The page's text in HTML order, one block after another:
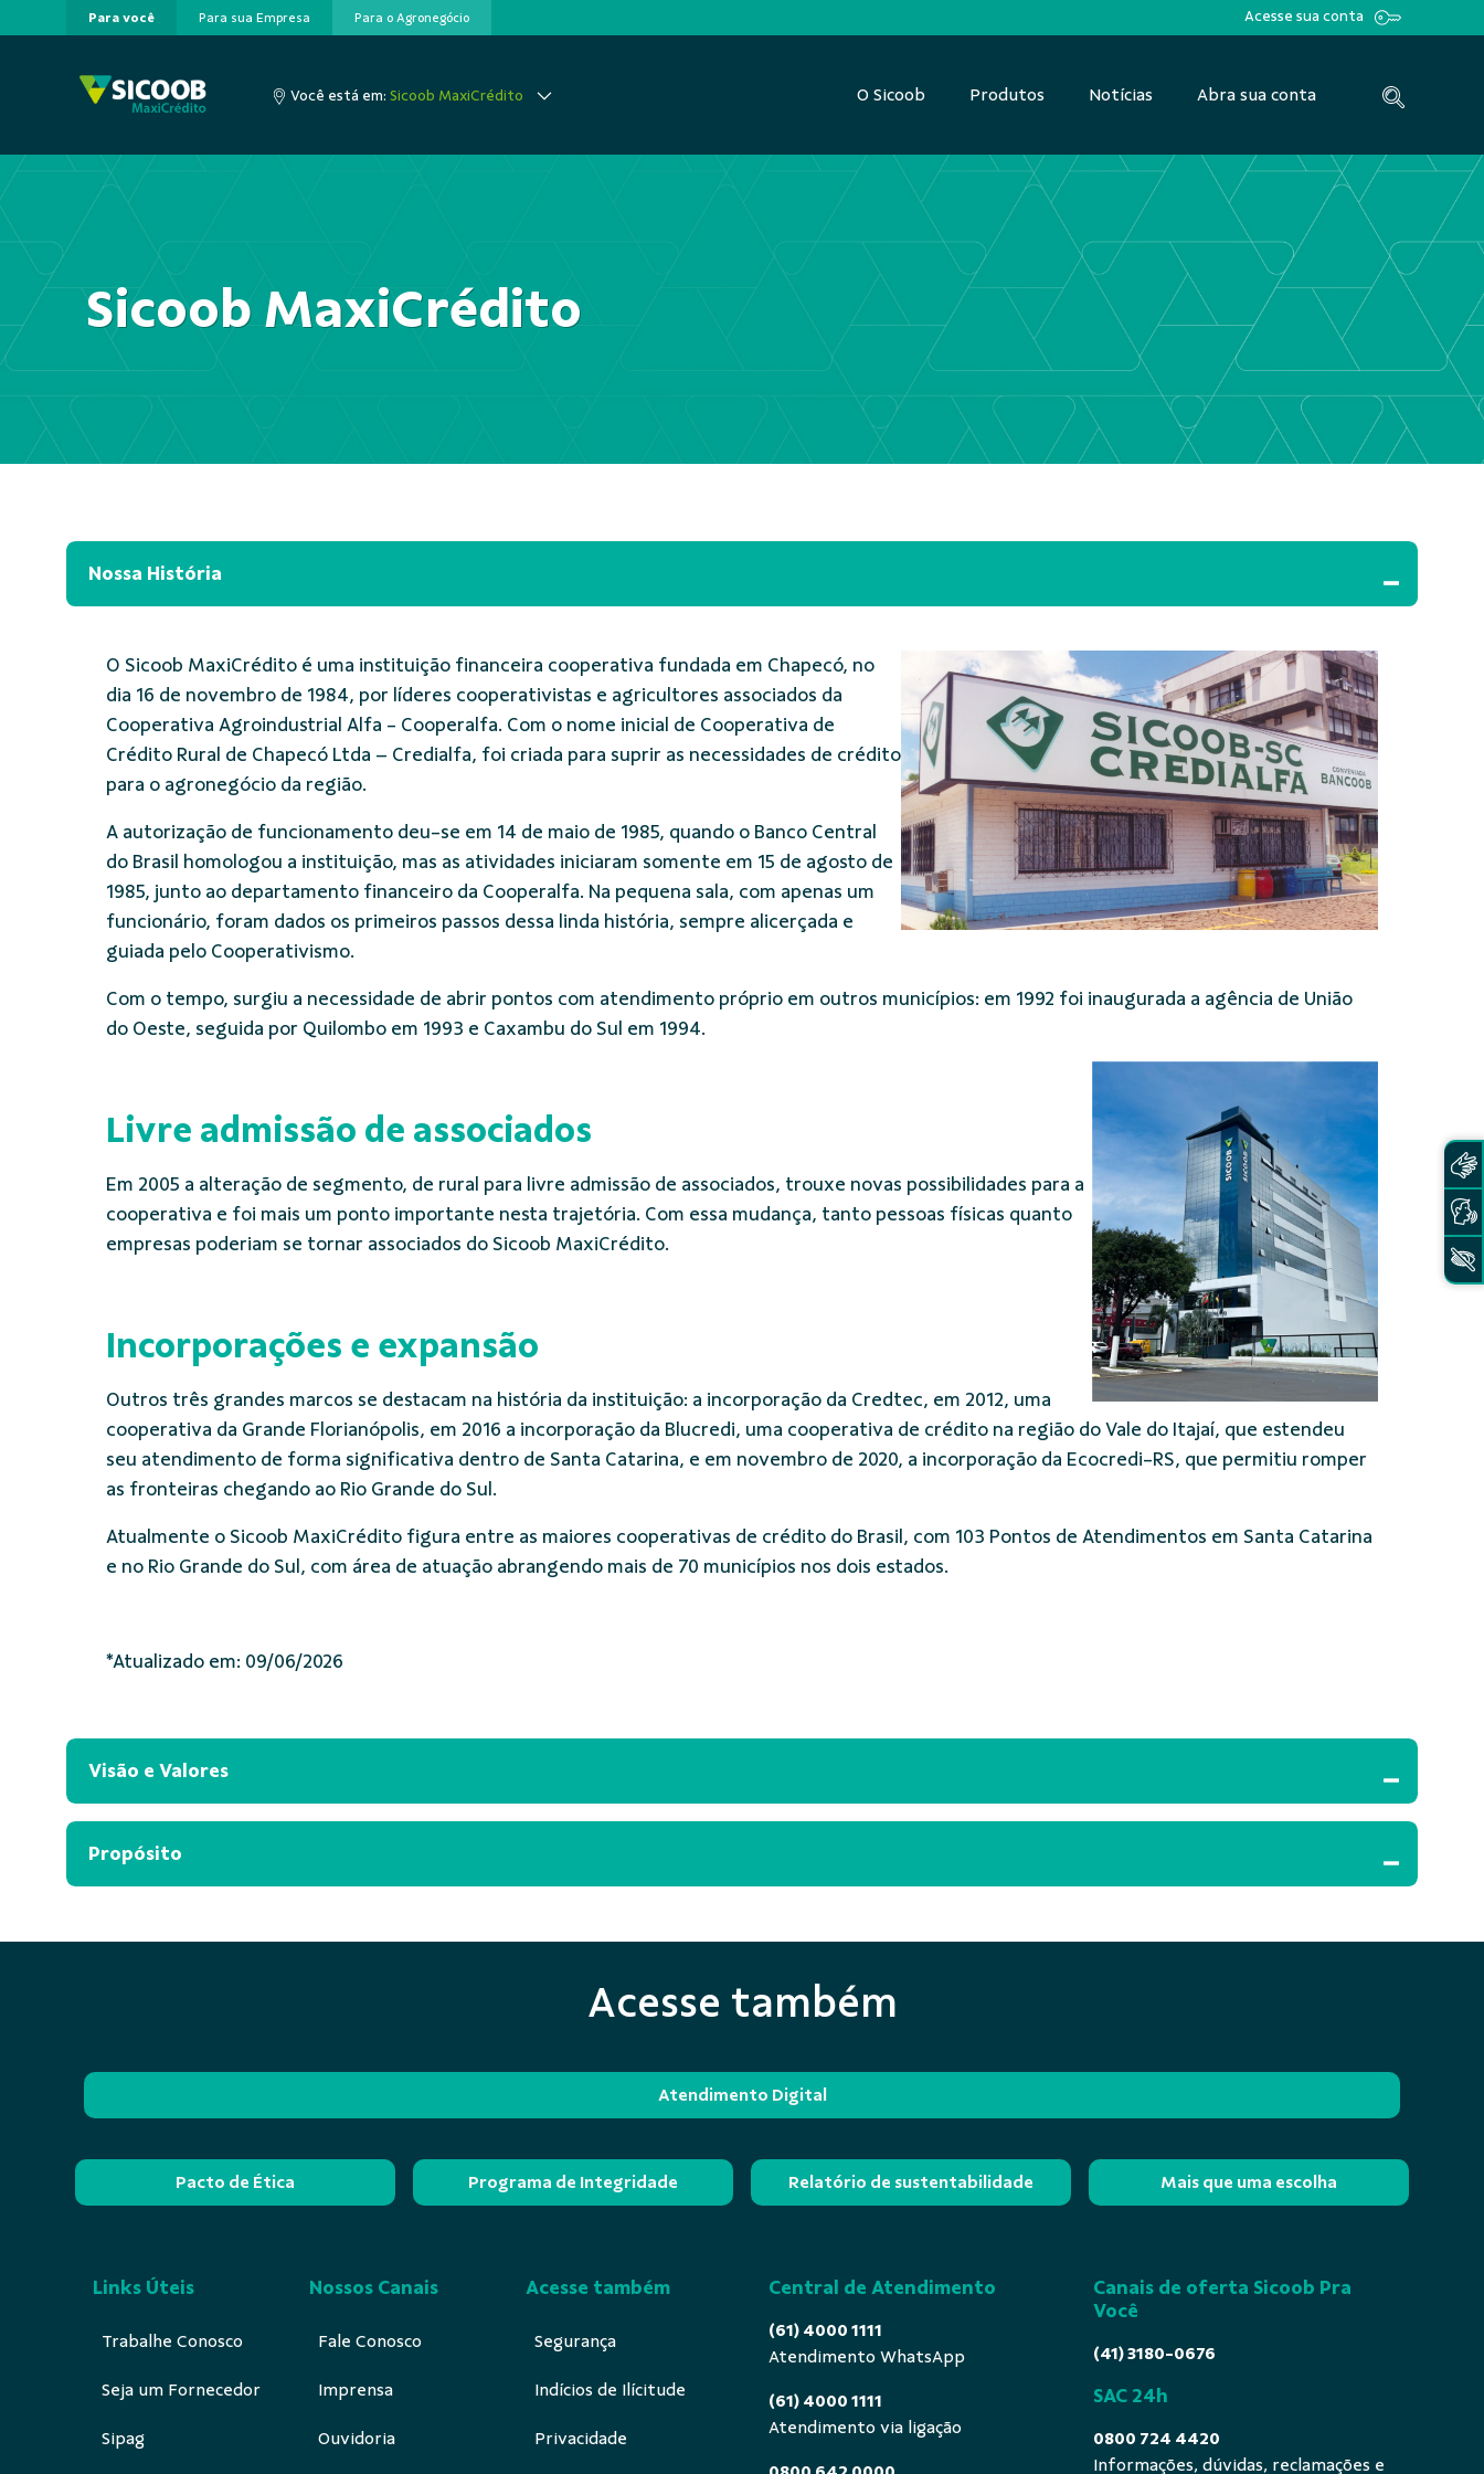
Pular para o Conteúdo principal
Para você Para sua Empresa Para o Agronegócio Acesse sua conta
Você está em:Sicoob MaxiCrédito O Sicoob Produtos Notícias Abra sua conta
Sicoob MaxiCrédito
Nossa História
O Sicoob MaxiCrédito é uma instituição financeira cooperativa fundada em Chapecó, no
dia 16 de novembro de 1984, por líderes cooperativistas e agricultores associados da
Cooperativa Agroindustrial Alfa - Cooperalfa. Com o nome inicial de Cooperativa de
Crédito Rural de Chapecó Ltda – Credialfa, foi criada para suprir as necessidades de crédito
para o agronegócio da região.
A autorização de funcionamento deu-se em 14 de maio de 1985, quando o Banco Central
do Brasil homologou a instituição, mas as atividades iniciaram somente em 15 de agosto de
1985, junto ao departamento financeiro da Cooperalfa. Na pequena sala, com apenas um
funcionário, foram dados os primeiros passos dessa linda história, sempre alicerçada e
guiada pelo Cooperativismo.
Com o tempo, surgiu a necessidade de abrir pontos com atendimento próprio em outros municípios: em 1992 foi inaugurada a agência de União
do Oeste, seguida por Quilombo em 1993 e Caxambu do Sul em 1994.
Livre admissão de associados
Em 2005 a alteração de segmento, de rural para livre admissão de associados, trouxe novas possibilidades para a
cooperativa e foi mais um ponto importante nesta trajetória. Com essa mudança, tanto pessoas físicas quanto
empresas poderiam se tornar associados do Sicoob MaxiCrédito.
Incorporações e expansão
Outros três grandes marcos se destacam na história da instituição: a incorporação da Credtec, em 2012, uma
cooperativa da Grande Florianópolis, em 2016 a incorporação da Blucredi, uma cooperativa de crédito na região do Vale do Itajaí, que estendeu
seu atendimento de forma significativa dentro de Santa Catarina, e em novembro de 2020, a incorporação da Ecocredi-RS, que permitiu romper
as fronteiras chegando ao Rio Grande do Sul.
Atualmente o Sicoob MaxiCrédito figura entre as maiores cooperativas de crédito do Brasil, com 103 Pontos de Atendimentos em Santa Catarina
e no Rio Grande do Sul, com área de atuação abrangendo mais de 70 municípios nos dois estados.
*Atualizado em: 09/06/2026
Visão e Valores
Propósito
Acesse também
Atendimento Digital
Pacto de Ética Programa de Integridade Relatório de sustentabilidade Mais que uma escolha
Links Úteis
Trabalhe Conosco
Seja um Fornecedor
Sipag
Nossos Canais
Fale Conosco
Imprensa
Ouvidoria
Acesse também
Segurança
Indícios de Ilícitude
Privacidade
Central de Atendimento
(61) 4000 1111
Atendimento WhatsApp
(61) 4000 1111
Atendimento via ligação
Canais de oferta Sicoob Pra
Você
(41) 3180-0676
SAC 24h
0800 724 4420
Informações, dúvidas, reclamações e